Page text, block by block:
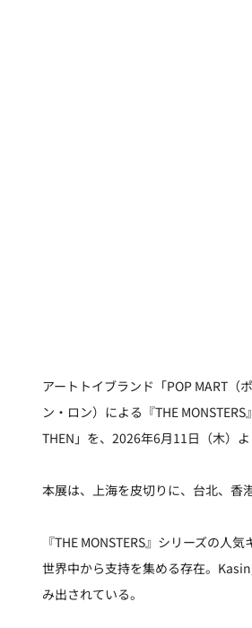
アートトイブランド「POP MART（
ン・ロン）による『THE
THEN」を、2026年6月11日（木）
本展は、上海を皮切りに、台北、香
『THE MONSTERS』シリーズの人
世界中から支持を集める存在。
み出されている。